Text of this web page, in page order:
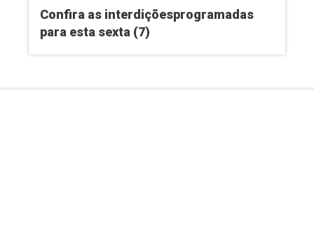
Confira as interdiçõesprogramadas
para esta sexta (7)